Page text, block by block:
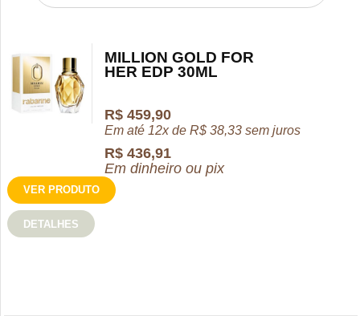
MILLION GOLD FOR
HER EDP 30ML
R$ 459,90
Em até 12x deR$ 38,33 sem juros
R$ 436,91
Em dinheiro ou pix
VER PRODUTO
DETALHES